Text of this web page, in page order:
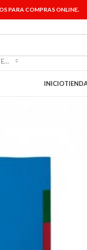
PARA COMPRAS ONLINE.
SELECCIONA UNA CATEGORÍA
INICIO